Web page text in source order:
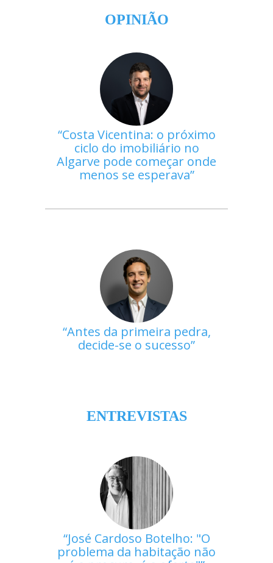
OPINIÃO
Costa Vicentina: o próximo
ciclo do imobiliário no
Algarve pode começar onde
menos se esperava
Antes da primeira pedra,
decide-se o sucesso
ENTREVISTAS
José Cardoso Botelho: "O
problema da habitação não